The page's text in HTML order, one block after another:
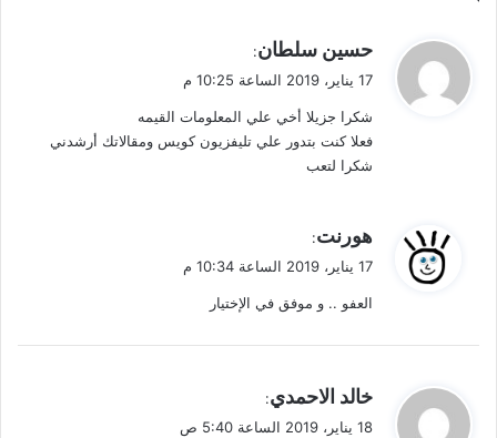
ي
ق
ل
حسين سلطان:
17 يناير، 2019 الساعة 10:25 م
شكرا جزيلا أخي علي المعلومات القيمه
فعلا كنت بتدور علي تليفزيون كويس ومقالاتك أرشدني
شكرا لتعب
ي
ق
ل
هورنت:
17 يناير، 2019 الساعة 10:34 م
العفو .. و موفق في الإختيار
ي
ق
خالد الاحمدي:
18 يناير، 2019 الساعة 5:40 ص